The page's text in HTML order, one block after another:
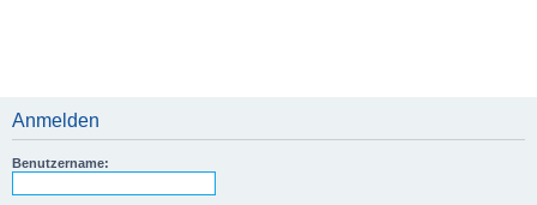
Anmelden
Benutzername: